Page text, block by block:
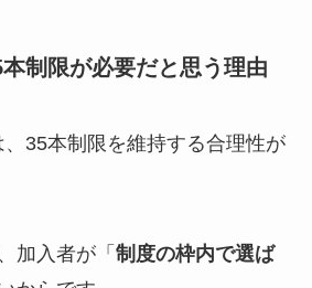
制限が必要だと思う理由
35本制限を維持する合理性が
加入者が「 制度の枠内で選ば